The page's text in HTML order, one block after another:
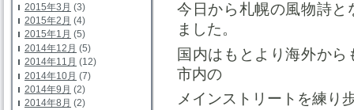
2015年3月 (3)
2015年2月 (4)
2015年1月 (5)
2014年12月 (5)
2014年11月 (12)
2014年10月 (7)
2014年9月 (2)
2014年8月 (2)
今日から札幌の風物詩
ました。
国内はもとより海外か
市内の
メインストリートを練り